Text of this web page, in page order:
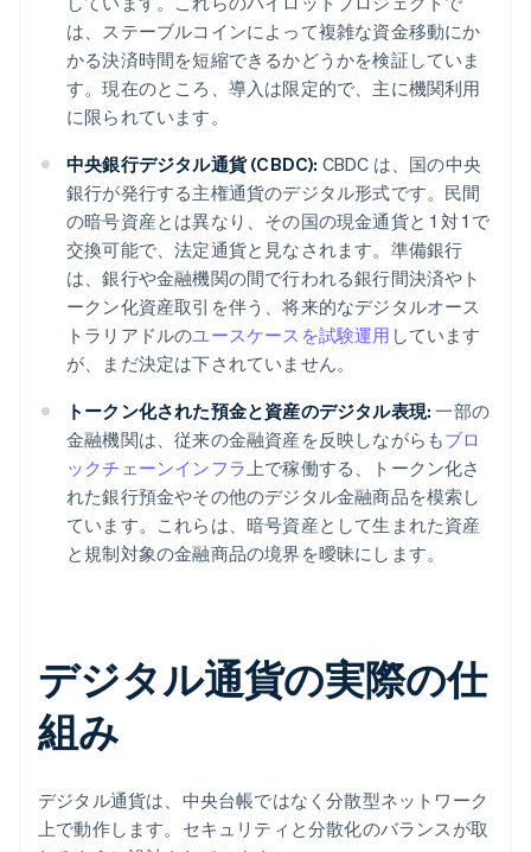
は、ステーブルコインによって複雑な資金移動にか
かる決済時間を短縮できるかどうかを検証していま
す。現在のところ、導入は限定的で、主に機関利用
に限られています。
中央銀行デジタル通貨 (CBDC): CBDC は、国の中央
銀行が発行する主権通貨のデジタル形式です。民間
の暗号資産とは異なり、その国の現金通貨と 1 対 1 で
交換可能で、法定通貨と見なされます。準備銀行
は、銀行や金融機関の間で行われる銀行間決済やト
ークン化資産取引を伴う、将来的なデジタルオース
トラリアドルのユースケースを試験運用 しています
が、まだ決定は下されていません。
トークン化された預金と資産のデジタル表現: 一部の
金融機関は、従来の金融資産を反映しながらもブロ
ックチェーンインフラ上で稼働する、トークン化さ
れた銀行預金やその他のデジタル金融商品を模索し
ています。これらは、暗号資産として生まれた資産
と規制対象の金融商品の境界を曖昧にします。
デジタル通貨の実際の仕
組み
デジタル通貨は、中央台帳ではなく分散型ネットワーク
上で動作します。セキュリティと分散化のバランスが取